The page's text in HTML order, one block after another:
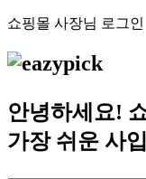
쇼핑몰 사장님 로그인
안녕하세요!
가장 쉬운 사입